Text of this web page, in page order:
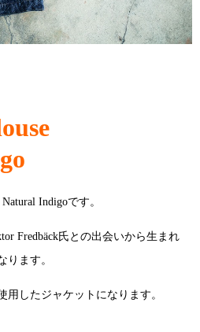
Indigoです。
Fredbäck氏との出会いから生まれ
ります。
用したジャケットになります。